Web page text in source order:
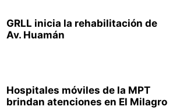
GRLL inicia la rehabilitación de
Av. Huamán
Hospitales móviles de la MPT
brindan atenciones en El Milagro